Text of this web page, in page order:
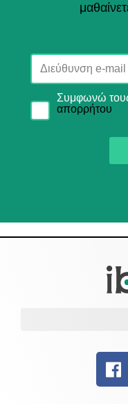
Συμφωνώ
απορρήτου